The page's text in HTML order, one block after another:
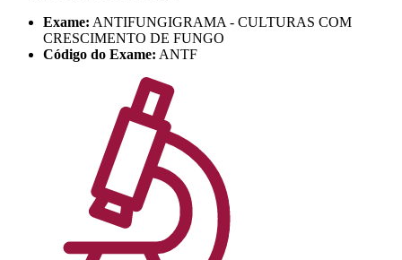
Exame: ANTIFUNGIGRAMA - CULTURAS COM
CRESCIMENTO DE FUNGO
Código do Exame: ANTF